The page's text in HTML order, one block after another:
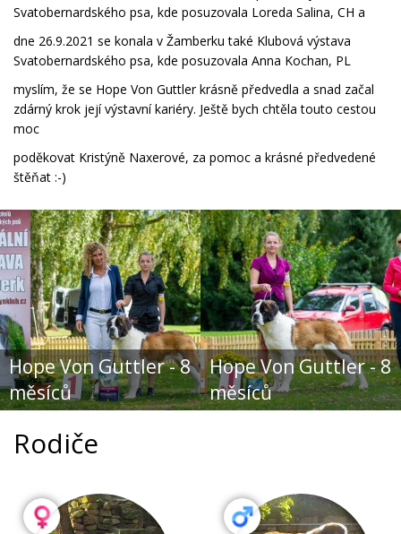
Svatobernardského psa, kde posuzovala Loreda Salina, CH a
dne 26.9.2021 se konala v Žamberku také Klubová výstava
Svatobernardského psa, kde posuzovala Anna Kochan, PL
myslím, že se Hope Von Guttler krásně předvedla a snad začal
zdárný krok její výstavní kariéry. Ještě bych chtěla touto cestou
moc
poděkovat Kristýně Naxerové, za pomoc a krásné předvedené
štěňat :-)
Hope Von Guttler - 8
měsíců
Hope Von Guttler - 8
měsíců
Rodiče